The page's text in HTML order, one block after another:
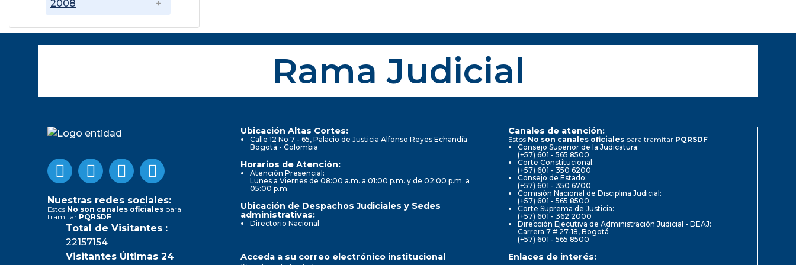
2008
Rama Judicial
Nuestras redes sociales:
Estos No son canales oficiales para
tramitar PQRSDF
Total de Visitantes :
22157154
Visitantes Últimas 24
Ubicación Altas Cortes:
Calle 12 No 7 - 65, Palacio de Justicia Alfonso Reyes Echandía
Bogotá - Colombia
Horarios de Atención:
Atención Presencial:
Lunes a Viernes de 08:00 a.m. a 01:00 p.m. y de 02:00 p.m. a
05:00 p.m.
Ubicación de Despachos Judiciales y Sedes
administrativas:
Directorio Nacional
Canales de atención:
Estos No son canales oficiales para tramitar PQRSDF
Consejo Superior de la Judicatura:
(+57) 601 - 565 8500
Corte Constitucional:
(+57) 601 - 350 6200
Consejo de Estado:
(+57) 601 - 350 6700
Comisión Nacional de Disciplina Judicial:
(+57) 601 - 565 8500
Corte Suprema de Justicia:
(+57) 601 - 362 2000
Dirección Ejecutiva de Administración Judicial - DEAJ:
Carrera 7 # 27-18, Bogotá
(+57) 601 - 565 8500
Acceda a su correo electrónico institucional Enlaces de interés: